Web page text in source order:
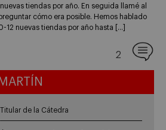
tiendas por año. En seguida llamé al
cómo era posible. Hemos hablado
12 nuevas tiendas por año hasta […]
2
Titular de la Cátedra